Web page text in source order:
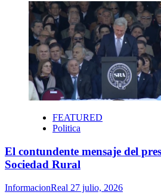
FEATURED
Politica
El contundente mensaje del
Sociedad Rural
InformacionReal 27 julio, 2026